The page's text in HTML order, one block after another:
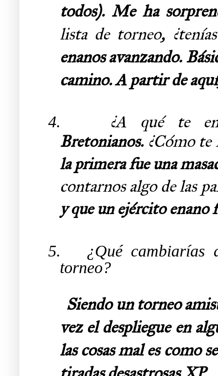
todos). Me ha
lista de torneo,
enanos avanzando.
camino. A partir de
4. ¿A qué te
Bretonianos. ¿Cómo te
la primera fue una
contarnos algo de las
y que un ejército enano
5.
¿Qué cambiarías
torneo?
Siendo un torneo
vez el despliegue en
las cosas mal es como